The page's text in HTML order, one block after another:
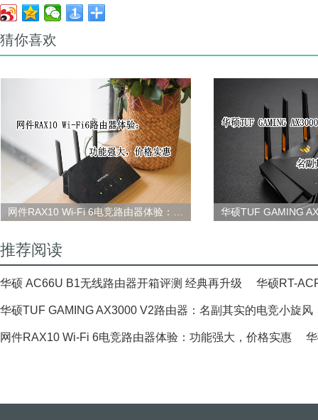
猜你喜欢
推荐阅读
华硕 AC66U B1无线路由器开箱评测 经典再升级 华硕RT-
华硕TUF GAMING AX3000 V2路由器：名副其实的电竞小旋风
网件RAX10 Wi-Fi 6电竞路由器体验：功能强大，价格实惠